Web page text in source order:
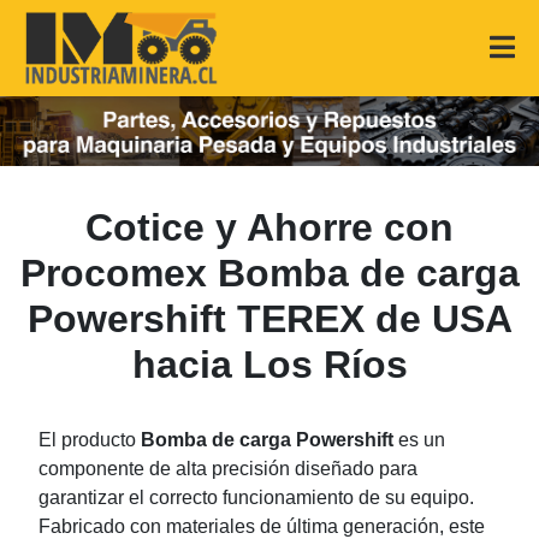
Cotice y Ahorre con
Procomex Bomba de carga
Powershift TEREX de USA
hacia Los Ríos
El producto Bomba de carga Powershift es un
componente de alta precisión diseñado para
garantizar el correcto funcionamiento de su equipo.
Fabricado con materiales de última generación, este